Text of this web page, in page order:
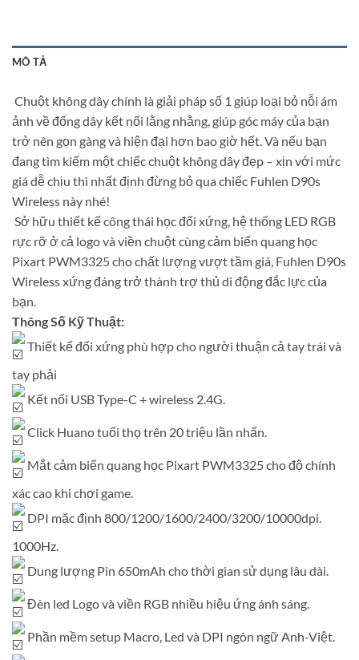
MÔ TẢ
Chuột không dây chính là giải pháp số 1 giúp loại bỏ nỗi ám
ảnh về đống dây kết nối lằng nhằng, giúp góc máy của bạn
trở nên gọn gàng và hiện đại hơn bao giờ hết. Và nếu bạn
đang tìm kiếm một chiếc chuột không dây đẹp – xịn với mức
giá dễ chịu thì nhất định đừng bỏ qua chiếc Fuhlen D90s
Wireless này nhé!
Sở hữu thiết kế công thái học đối xứng, hệ thống LED RGB
rực rỡ ở cả logo và viền chuột cùng cảm biến quang học
Pixart PWM3325 cho chất lượng vượt tầm giá, Fuhlen D90s
Wireless xứng đáng trở thành trợ thủ di động đắc lực của
bạn.
Thông Số Kỹ Thuật:
Thiết kế đối xứng phù hợp cho người thuận cả tay trái và
tay phải
Kết nối USB Type-C + wireless 2.4G.
Click Huano tuổi thọ trên 20 triệu lần nhấn.
Mắt cảm biến quang học Pixart PWM3325 cho độ chính
xác cao khi chơi game.
DPI mặc định 800/1200/1600/2400/3200/10000dpi.
1000Hz.
Dung lượng Pin 650mAh cho thời gian sử dụng lâu dài.
Đèn led Logo và viền RGB nhiều hiệu ứng ánh sáng.
Phần mềm setup Macro, Led và DPI ngôn ngữ Anh-Việt.